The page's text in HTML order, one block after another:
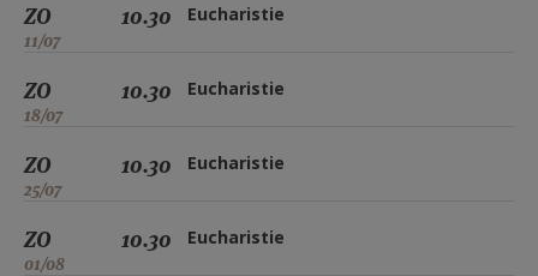
ZO
11/07
10.30 Eucharistie
ZO
18/07
10.30 Eucharistie
ZO
25/07
10.30 Eucharistie
ZO
01/08
10.30 Eucharistie